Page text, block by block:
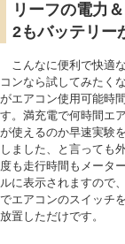
リーフの電力
2もバッテリー
こんなに便利で快適
コンなら試してみたく
がエアコン使用可能時
す。満充電で何時間エ
が使えるのか早速実験
しました、と言っても
度も走行時間もメータ
ルに表示されますので
でエアコンのスイッチ
放置しただけです。